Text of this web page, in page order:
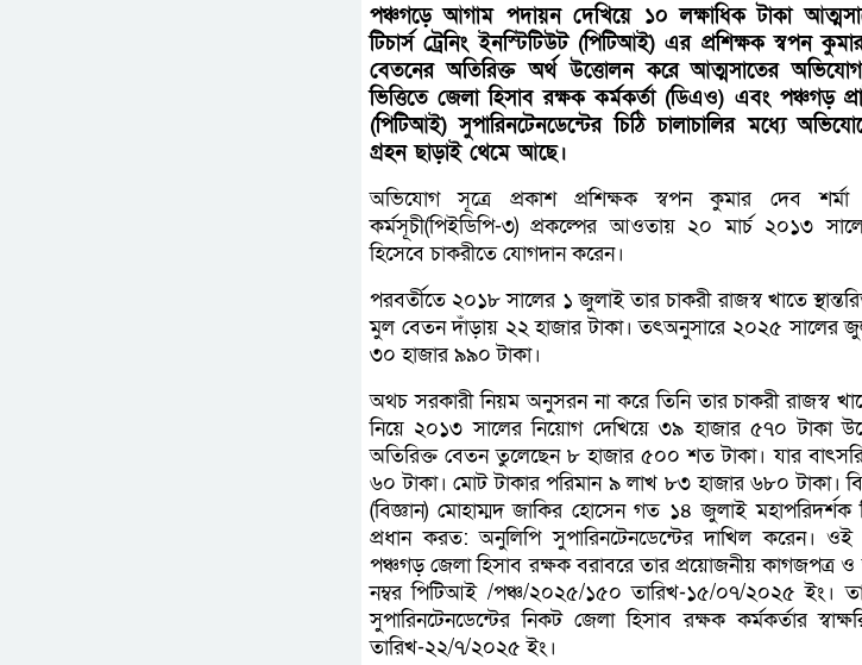
পঞ্চগড়ে আগাম পদায়ন দেখিয়ে ১০ লক্ষাধিক টাকা
টিচার্স ট্রেনিং ইনস্টিটিউট (পিটিআই) এর প্রশিক্ষক স্বপন
বেতনের অতিরিক্ত অর্থ উত্তোলন করে আত্মসাতের
ভিত্তিতে জেলা হিসাব রক্ষক কর্মকর্তা (ডিএও) এবং পঞ্চগড়
(পিটিআই) সুপারিনটেনডেন্টের চিঠি চালাচালির মধ্যে
গ্রহন ছাড়াই থেমে আছে।
অভিযোগ সূত্রে প্রকাশ প্রশিক্ষক স্বপন কুমার দেব শর্মা
কর্মসূচী(পিইডিপি-৩) প্রকল্পের আওতায় ২০ মার্চ ২০১৩
হিসেবে চাকরীতে যোগদান করেন।
পরবর্তীতে ২০১৮ সালের ১ জুলাই তার চাকরী রাজস্ব খাতে
মুল বেতন দাঁড়ায় ২২ হাজার টাকা। তৎঅনুসারে ২০২৫ সালের
৩০ হাজার ৯৯০ টাকা।
অথচ সরকারী নিয়ম অনুসরন না করে তিনি তার চাকরী রাজস্ব
নিয়ে ২০১৩ সালের নিয়োগ দেখিয়ে ৩৯ হাজার ৫৭০ টাকা
অতিরিক্ত বেতন তুলেছেন ৮ হাজার ৫০০ শত টাকা। যার
৬০ টাকা। মোট টাকার পরিমান ৯ লাখ ৮৩ হাজার ৬৮০ টাকা।
(বিজ্ঞান) মোহাম্মদ জাকির হোসেন গত ১৪ জুলাই মহাপরিদর্শক
প্রধান করত: অনুলিপি সুপারিনটেনডেন্টের দাখিল করেন। ওই
পঞ্চগড় জেলা হিসাব রক্ষক বরাবরে তার প্রয়োজনীয় কাগজপত্র ও
নম্বর পিটিআই /পঞ্চ/২০২৫/১৫০ তারিখ-১৫/০৭/২০২৫ ইং।
সুপারিনটেনডেন্টের নিকট জেলা হিসাব রক্ষক কর্মকর্তার
তারিখ-২২/৭/২০২৫ ইং।